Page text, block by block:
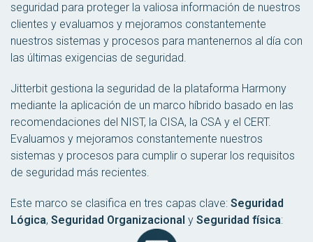
seguridad para proteger la valiosa información de nuestros
clientes y evaluamos y mejoramos constantemente
nuestros sistemas y procesos para mantenernos al día con
las últimas exigencias de seguridad.
Jitterbit gestiona la seguridad de la plataforma Harmony
mediante la aplicación de un marco híbrido basado en las
recomendaciones del NIST, la CISA, la CSA y el CERT.
Evaluamos y mejoramos constantemente nuestros
sistemas y procesos para cumplir o superar los requisitos
de seguridad más recientes.
Este marco se clasifica en tres capas clave: Seguridad
Lógica, Seguridad Organizacional y Seguridad física: